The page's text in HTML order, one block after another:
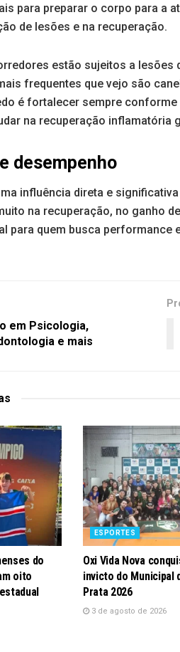
para preparar o corpo para a
de lesões e na recuperação.
estão sujeitos a
frequentes que vejo são
é fortalecer sempre
na recuperação inflamatória
desempenho
influência direta e
na recuperação, no ganho
para quem busca performance
em Psicologia,
e mais
do
oito
ESPORTES
Oxi Vida Nova
invicto do Municipal
Prata 2026
3 de agosto de 2026